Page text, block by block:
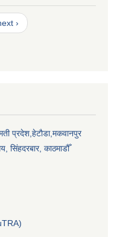
›
प्रदेश,हेटाैडा,मकवानपुर
सिंहदरबार, काठमाडौँ